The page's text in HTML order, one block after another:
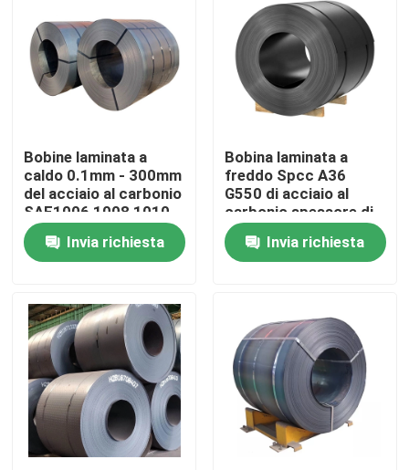
Chi siamo
Contatti
Prodotti
Parti della fornace della caldaia
Parti della caldaia del carbone
Bobine laminata a
caldo 0.1mm - 300mm
del acciaio al carbonio
SAE1006 1008 1010
Invia richiesta
Bobina laminata a
freddo Spcc A36
G550 di acciaio al
carbonio spessore di
300mm - di 0.1mm
Invia richiesta